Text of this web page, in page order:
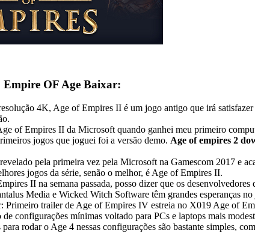
Empire OF Age Baixar:
4K, Age of Empires II é um jogo antigo que irá
of Empires II da Microsoft quando ganhei meu primeiro
jogos que joguei foi a versão demo. Age of empires 2
pela primeira vez pela Microsoft na Gamescom 2017 e
jogos da série, senão o melhor, é Age of Empires II.
II na semana passada, posso dizer que os desenvolvedores
Media e Wicked Witch Software têm grandes esperanças no
Primeiro trailer de Age of Empires IV estreia no X019 Age of
configurações mínimas voltado para PCs e laptops mais
rodar o Age 4 nessas configurações são bastante simples,